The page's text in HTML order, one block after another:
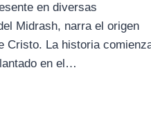
en diversas
Midrash, narra el origen
Cristo. La historia
en el…